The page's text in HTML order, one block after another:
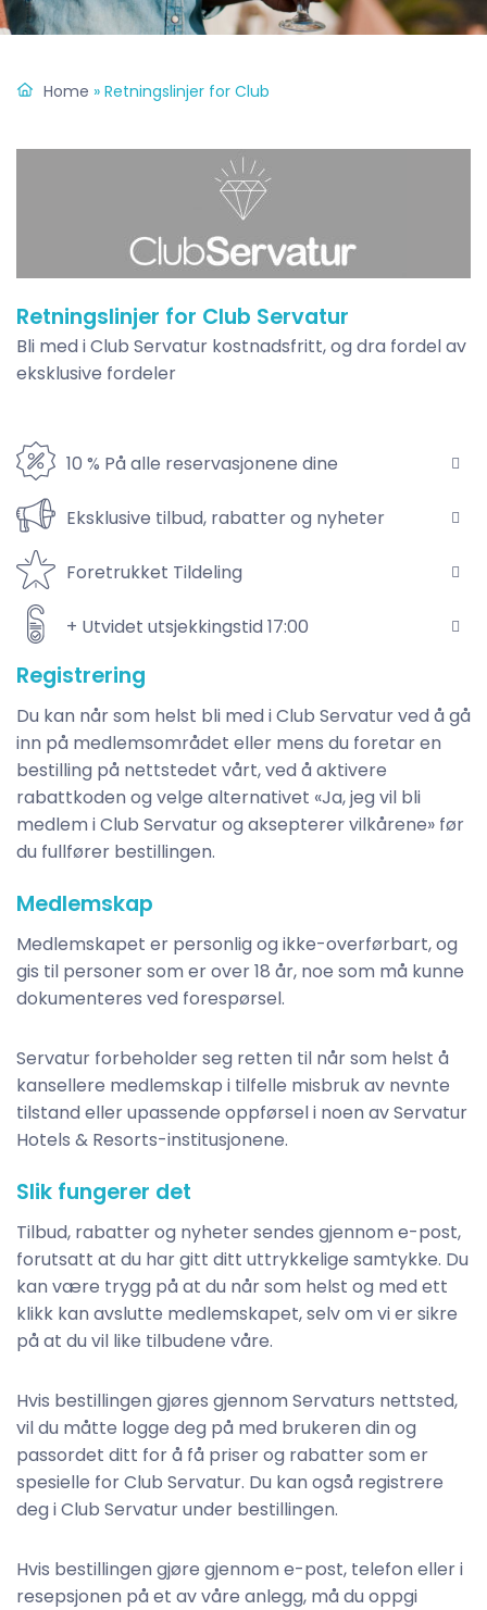
Home » Retningslinjer for Club
Retningslinjer for Club Servatur
Bli med i Club Servatur kostnadsfritt, og dra fordel av
eksklusive fordeler
10 % På alle reservasjonene dine
Eksklusive tilbud, rabatter og nyheter
Foretrukket Tildeling
+ Utvidet utsjekkingstid 17:00
Registrering
Du kan når som helst bli med i Club Servatur ved å gå
inn på medlemsområdet eller mens du foretar en
bestilling på nettstedet vårt, ved å aktivere
rabattkoden og velge alternativet «Ja, jeg vil bli
medlem i Club Servatur og aksepterer vilkårene» før
du fullfører bestillingen.
Medlemskap
Medlemskapet er personlig og ikke-overførbart, og
gis til personer som er over 18 år, noe som må kunne
dokumenteres ved forespørsel. ​
Servatur forbeholder seg retten til når som helst å
kansellere medlemskap i tilfelle misbruk av nevnte
tilstand eller upassende oppførsel i noen av Servatur
Hotels & Resorts-institusjonene.
Slik fungerer det
Tilbud, rabatter og nyheter sendes gjennom e-post,
forutsatt at du har gitt ditt uttrykkelige samtykke. Du
kan være trygg på at du når som helst og med ett
klikk kan avslutte medlemskapet, selv om vi er sikre
på at du vil like tilbudene våre. ​
Hvis bestillingen gjøres gjennom Servaturs nettsted,
vil du måtte logge deg på med brukeren din og
passordet ditt for å få priser og rabatter som er
spesielle for Club Servatur. Du kan også registrere
deg i Club Servatur under bestillingen.
Hvis bestillingen gjøre gjennom e-post, telefon eller i
resepsjonen på et av våre anlegg, må du oppgi